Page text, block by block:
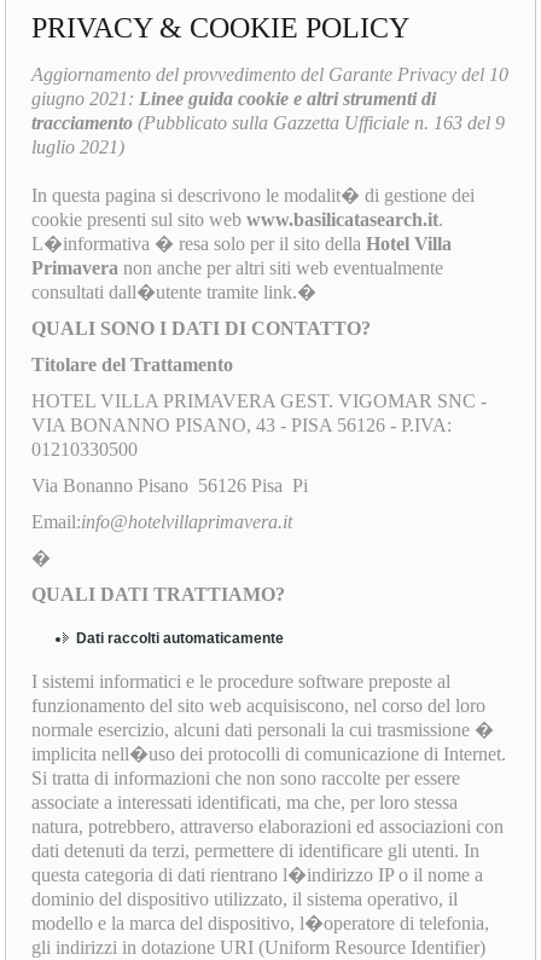
PRIVACY & COOKIE POLICY
Aggiornamento del provvedimento del Garante Privacy del 10
giugno 2021: Linee guida cookie e altri strumenti di
tracciamento (Pubblicato sulla Gazzetta Ufficiale n. 163 del 9
luglio 2021)
In questa pagina si descrivono le modalit� di gestione dei
cookie presenti sul sito webwww.basilicatasearch.it.
L�informativa � resa solo per il sito dellaHotel Villa
Primavera non anche per altri siti web eventualmente
consultati dall�utente tramite link.�
QUALI SONO I DATI DI CONTATTO?
Titolare del Trattamento
HOTEL VILLA PRIMAVERA GEST. VIGOMAR SNC -
VIA BONANNO PISANO, 43 - PISA 56126 - P.IVA:
01210330500
Via Bonanno Pisano 56126 Pisa Pi
Email:info@hotelvillaprimavera.it
�
QUALI DATI TRATTIAMO?
Dati raccolti automaticamente
I sistemi informatici e le procedure software preposte al
funzionamento del sito web acquisiscono, nel corso del loro
normale esercizio, alcuni dati personali la cui trasmissione �
implicita nell�uso dei protocolli di comunicazione di Internet.
Si tratta di informazioni che non sono raccolte per essere
associate a interessati identificati, ma che, per loro stessa
natura, potrebbero, attraverso elaborazioni ed associazioni con
dati detenuti da terzi, permettere di identificare gli utenti. In
questa categoria di dati rientrano l�indirizzo IP o il nome a
dominio del dispositivo utilizzato, il sistema operativo, il
modello e la marca del dispositivo, l�operatore di telefonia,
gli indirizzi in dotazione URI (Uniform Resource Identifier)